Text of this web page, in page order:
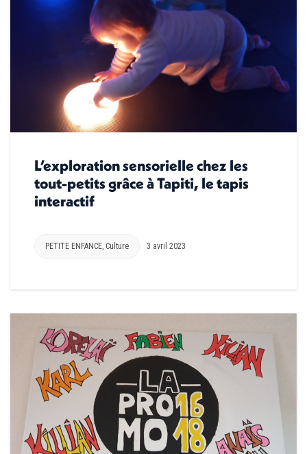
L’exploration sensorielle chez les
tout-petits grâce à Tapiti, le tapis
interactif
PETITE ENFANCE, Culture 3 avril 2023